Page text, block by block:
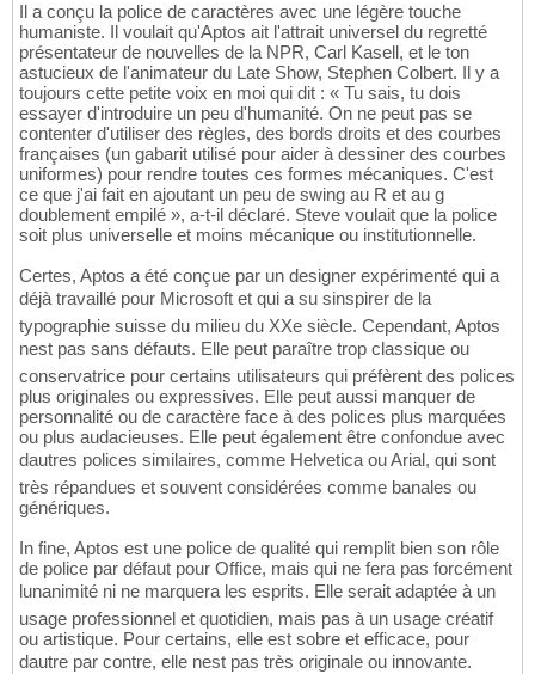
Il a conçu la police de caractères avec une légère touche
humaniste. Il voulait qu'Aptos ait l'attrait universel du regretté
présentateur de nouvelles de la NPR, Carl Kasell, et le ton
astucieux de l'animateur du Late Show, Stephen Colbert. Il y a
toujours cette petite voix en moi qui dit : « Tu sais, tu dois
essayer d'introduire un peu d'humanité. On ne peut pas se
contenter d'utiliser des règles, des bords droits et des courbes
françaises (un gabarit utilisé pour aider à dessiner des courbes
uniformes) pour rendre toutes ces formes mécaniques. C'est
ce que j'ai fait en ajoutant un peu de swing au R et au g
doublement empilé », a-t-il déclaré. Steve voulait que la police
soit plus universelle et moins mécanique ou institutionnelle.
Certes, Aptos a été conçue par un designer expérimenté qui a
déjà travaillé pour Microsoft et qui a su sinspirer de la
typographie suisse du milieu du XXe siècle. Cependant, Aptos
nest pas sans défauts. Elle peut paraître trop classique ou
conservatrice pour certains utilisateurs qui préfèrent des polices
plus originales ou expressives. Elle peut aussi manquer de
personnalité ou de caractère face à des polices plus marquées
ou plus audacieuses. Elle peut également être confondue avec
dautres polices similaires, comme Helvetica ou Arial, qui sont
très répandues et souvent considérées comme banales ou
génériques.
In fine, Aptos est une police de qualité qui remplit bien son rôle
de police par défaut pour Office, mais qui ne fera pas forcément
lunanimité ni ne marquera les esprits. Elle serait adaptée à un
usage professionnel et quotidien, mais pas à un usage créatif
ou artistique. Pour certains, elle est sobre et efficace, pour
dautre par contre, elle nest pas très originale ou innovante.